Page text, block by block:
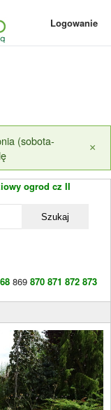
Logowanie
(sobota-
×
ogrod cz II
Szukaj
869 870 871 872 873